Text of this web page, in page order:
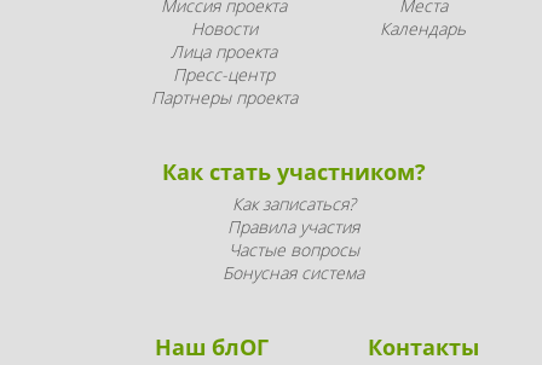
Миссия проекта
Новости
Лица проекта
Пресс-центр
Партнеры проекта
Места
Календарь
Как стать участником?
Как записаться?
Правила участия
Частые вопросы
Бонусная система
Наш блОГ Контакты